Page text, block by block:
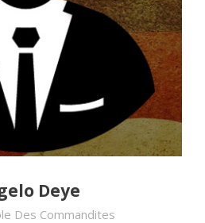
Deye
Des Commandites